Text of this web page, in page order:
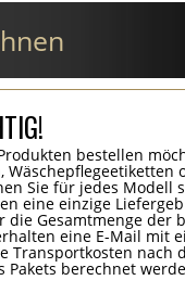
bestellen
Wäschepflegeetiketten
Sie für jedes Modell
eine einzige
die Gesamtmenge der
eine E-Mail mit
Transportkosten nach
Pakets berechnet